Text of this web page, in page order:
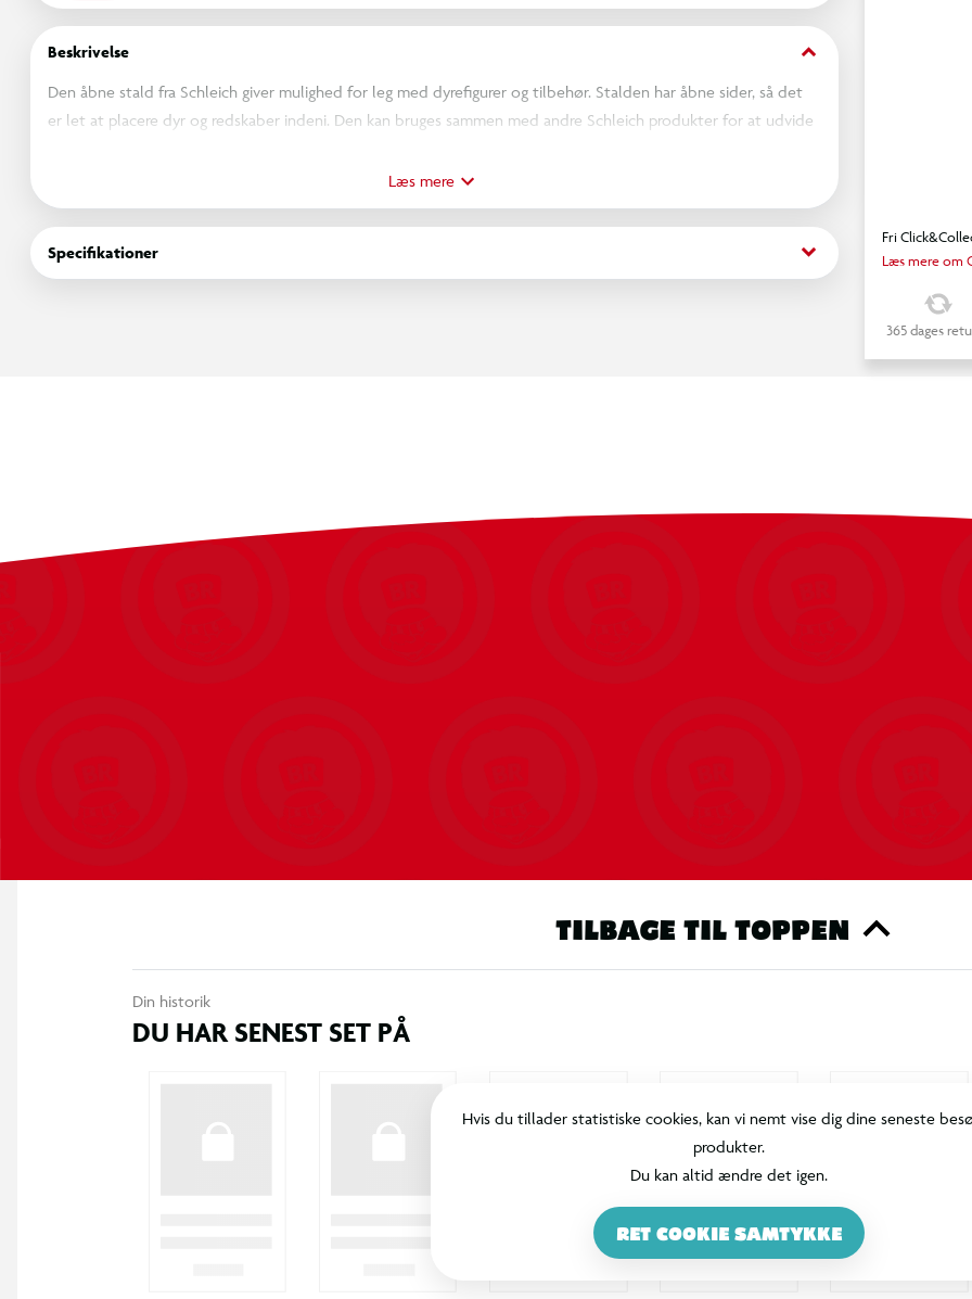
Beskrivelse keyboard_arrow_down
Den åbne stald fra Schleich giver mulighed for leg med dyrefigurer og tilbehør. Stalden har åbne sider, så det
er let at placere dyr og redskaber indeni. Den kan bruges sammen med andre Schleich produkter for at udvide
Læs mere
Specifikationer keyboard_arrow_down
Fri
Læs mere om
365 dages
TILBAGE TIL TOPPEN
Din historik
DU HAR SENEST SET PÅ
Hvis du tillader statistiske cookies, kan vi nemt vise dig dine seneste
produkter.
Du kan altid ændre det igen.
RET COOKIE SAMTYKKE